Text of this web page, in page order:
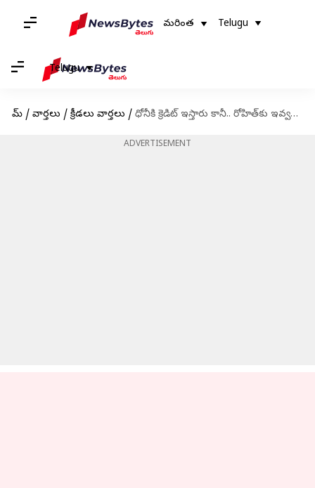
మరింత Telugu
Telugu
హోమ్ / వార్తలు / క్రీడలు వార్తలు / ధోనీకి క్రెడిట్ ఇస్తారు కానీ.. రోహిత్‌కు ఇవ్వరు: గవాస్కర్ షాకింగ్ కామెంట్స్
ADVERTISEMENT